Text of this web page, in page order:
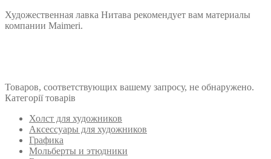
Художественная лавка Нитава рекомендует вам материалы
компании Maimeri.
Товаров, соответствующих вашему запросу, не обнаружено.
Категорії товарів
Холст для художников
Аксессуары для художников
Графика
Мольберты и этюдники